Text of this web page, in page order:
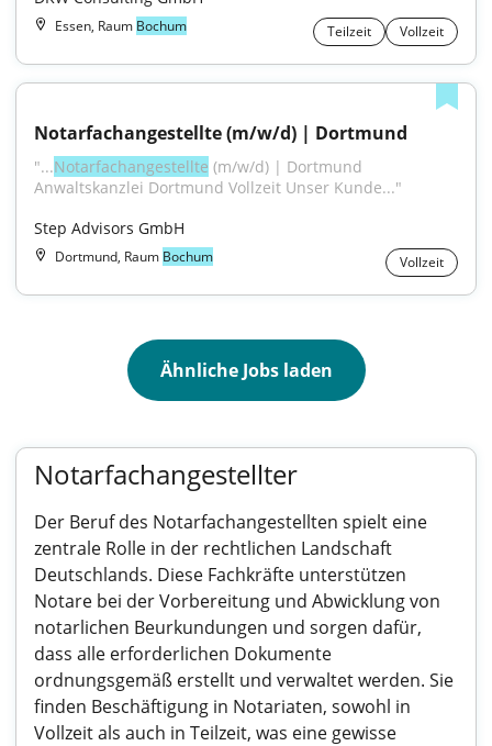
Essen, Raum Bochum Teilzeit Vollzeit
Notarfachangestellte (m/w/d) | Dortmund
"...Notarfachangestellte (m/w/d) | Dortmund
Anwaltskanzlei Dortmund Vollzeit Unser Kunde..."
Step Advisors GmbH
Dortmund, Raum Bochum Vollzeit
Ähnliche Jobs laden
Notarfachangestellter
Der Beruf des Notarfachangestellten spielt eine
zentrale Rolle in der rechtlichen Landschaft
Deutschlands. Diese Fachkräfte unterstützen
Notare bei der Vorbereitung und Abwicklung von
notarlichen Beurkundungen und sorgen dafür,
dass alle erforderlichen Dokumente
ordnungsgemäß erstellt und verwaltet werden. Sie
finden Beschäftigung in Notariaten, sowohl in
Vollzeit als auch in Teilzeit, was eine gewisse